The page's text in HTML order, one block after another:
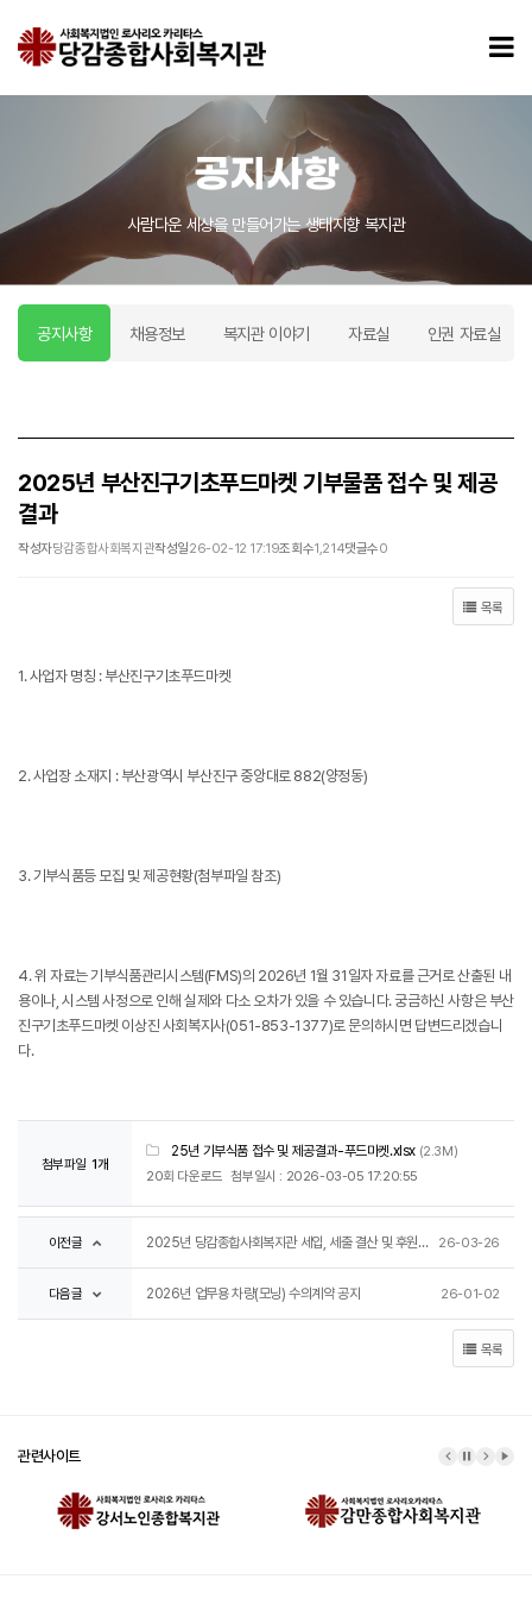
공지사항
사람다운 세상을 만들어가는 생태지향 복지관
공지사항 채용정보 복지관 이야기 자료실 인권 자료실
2025년 부산진구기초푸드마켓 기부물품 접수 및 제공
결과
작성자당감종합사회복지관작성일26-02-12 17:19조회수1,214댓글수0
목록
1. 사업자 명칭 : 부산진구기초푸드마켓
2. 사업장 소재지 : 부산광역시 부산진구 중앙대로 882(양정동)
3. 기부식품등 모집 및 제공현황(첨부파일 참조)
4. 위 자료는 기부식품관리시스템(FMS)의 2026년 1월 31일자 자료를 근거로 산출된 내
용이나, 시스템 사정으로 인해 실제와 다소 오차가 있을 수 있습니다. 궁금하신 사항은 부산
진구기초푸드마켓 이상진 사회복지사(051-853-1377)로 문의하시면 답변드리겠습니
다.
첨부파일 1개
25년 기부식품 접수 및 제공결과-푸드마켓.xlsx (2.3M)
20회 다운로드 첨부일시 : 2026-03-05 17:20:55
이전글 2025년 당감종합사회복지관 세입, 세출 결산 및 후원금.품 수입 지출 공고 26-03-26
다음글 2026년 업무용 차량(모닝) 수의계약 공지 26-01-02
목록
관련사이트 이전 배너
배너 정지
다음 배
배